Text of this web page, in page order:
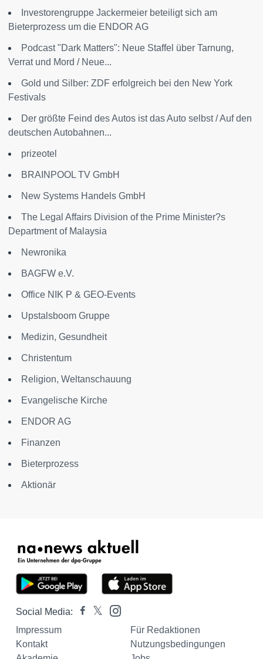
Investorengruppe Jackermeier beteiligt sich am
Bieterprozess um die ENDOR AG
Podcast "Dark Matters": Neue Staffel über Tarnung,
Verrat und Mord / Neue...
Gold und Silber: ZDF erfolgreich bei den New York
Festivals
Der größte Feind des Autos ist das Auto selbst / Auf den
deutschen Autobahnen...
prizeotel
BRAINPOOL TV GmbH
New Systems Handels GmbH
The Legal Affairs Division of the Prime Minister?s
Department of Malaysia
Newronika
BAGFW e.V.
Office NIK P & GEO-Events
Upstalsboom Gruppe
Medizin, Gesundheit
Christentum
Religion, Weltanschauung
Evangelische Kirche
ENDOR AG
Finanzen
Bieterprozess
Aktionär
Social Media:
Impressum
Für Redaktionen
Kontakt
Nutzungsbedingungen